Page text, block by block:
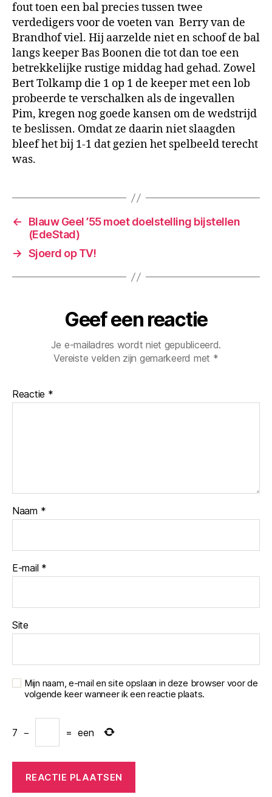
fout toen een bal precies tussen twee
verdedigers voor de voeten van Berry van de
Brandhof viel. Hij aarzelde niet en schoof de bal
langs keeper Bas Boonen die tot dan toe een
betrekkelijke rustige middag had gehad. Zowel
Bert Tolkamp die 1 op 1 de keeper met een lob
probeerde te verschalken als de ingevallen
Pim, kregen nog goede kansen om de wedstrijd
te beslissen. Omdat ze daarin niet slaagden
bleef het bij 1-1 dat gezien het spelbeeld terecht
was.
←
Blauw Geel ’55 moet doelstelling bijstellen
(EdeStad)
→ Sjoerd op TV!
Geef een reactie
Je e-mailadres wordt niet gepubliceerd.
Vereiste velden zijn gemarkeerd met *
Reactie *
Naam *
E-mail *
Site
Mijn naam, e-mail en site opslaan in deze browser voor de
volgende keer wanneer ik een reactie plaats.
7 − = een